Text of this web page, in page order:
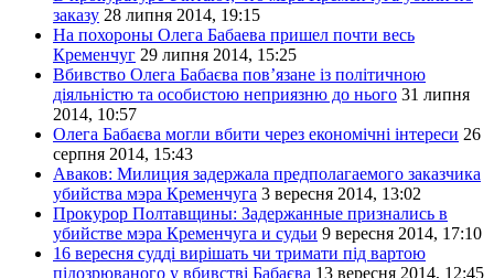
заказу 28 липня 2014, 19:15
На похороны Олега Бабаева пришел почти весь
Кременчуг 29 липня 2014, 15:25
Вбивство Олега Бабаєва пов’язане із політичною
діяльністю та особистою неприязню до нього 31 липня
2014, 10:57
Олега Бабаєва могли вбити через економічні інтереси 26
серпня 2014, 15:43
Аваков: Милиция задержала предполагаемого заказчика
убийства мэра Кременчуга 3 вересня 2014, 13:02
Прокурор Полтавщины: Задержанные признались в
убийстве мэра Кременчуга и судьи 9 вересня 2014, 17:10
16 вересня судді вирішать чи тримати під вартою
підозрюваного у вбивстві Бабаєва 13 вересня 2014, 12:45